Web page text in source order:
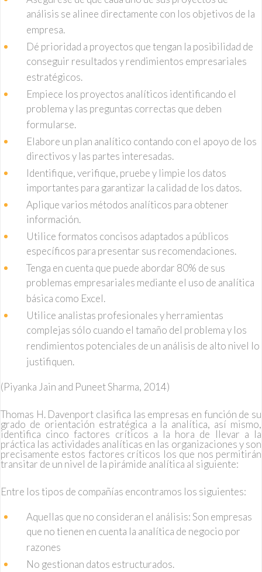
análisis se alinee directamente con los objetivos de la
empresa.
Dé prioridad a proyectos que tengan la posibilidad de
conseguir resultados y rendimientos empresariales
estratégicos.
Empiece los proyectos analíticos identificando el
problema y las preguntas correctas que deben
formularse.
Elabore un plan analítico contando con el apoyo de los
directivos y las partes interesadas.
Identifique, verifique, pruebe y limpie los datos
importantes para garantizar la calidad de los datos.
Aplique varios métodos analíticos para obtener
información.
Utilice formatos concisos adaptados a públicos
específicos para presentar sus recomendaciones.
Tenga en cuenta que puede abordar 80% de sus
problemas empresariales mediante el uso de analítica
básica como Excel.
Utilice analistas profesionales y herramientas
complejas sólo cuando el tamaño del problema y los
rendimientos potenciales de un análisis de alto nivel lo
justifiquen.
(Piyanka Jain and Puneet Sharma, 2014)
Thomas H. Davenport clasifica las empresas en función de su
grado de orientación estratégica a la analítica, así mismo,
identifica cinco factores críticos a la hora de llevar a la
práctica las actividades analíticas en las organizaciones y son
precisamente estos factores críticos los que nos permitirán
transitar de un nivel de la pirámide analítica al siguiente:
Entre los tipos de compañías encontramos los siguientes:
Aquellas que no consideran el análisis: Son empresas
que no tienen en cuenta la analítica de negocio por
razones
No gestionan datos estructurados.